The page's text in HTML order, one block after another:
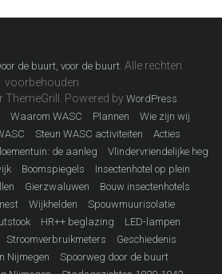
de buurt, voor de buurt . Alle rechten
voorbehouden.
Powered by WordPress
Waarom WASC Plannen
Wie zijn wij
Steun WASC activiteiten
Acties
de aanleg
Vlindervriendelijke heg
Boomspiegels
Insectenhotel op plein
Gierzwaluwen
Bouw insectenhotels
Wijkhelden
Spouwmuurisolatie
HR++ beglazing
LED-lampen
Stroomverbruikmeters
Geschiedenis
Nijmegen
Spoorweg door de buurt